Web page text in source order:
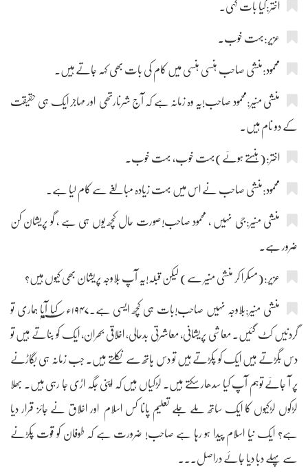
اختر:کیا بات کہی۔
عزیر:بہت خوب۔
محمود:منشی صاحب ہنسی ہنسی میں کام کی بات بھی کہہ جاتے ہیں۔
منشی منیر:محمود صاحب!یہ وہ زمانہ ہے کہ آج شرنارتھی اور مہاجر ایک ہی حقیقت
کے دو نام ہیں۔
اختر:(ہنستے ہوئے)بہت خوب، بہت خوب۔
محمود:منشی صاحب نے اس میں بہت زیادہ مبالغے سے کام لیا ہے۔
منشی منیر:جی نہیں ، محمود صاحب!صورت حال کچھ یوں ہی ہے ، گو پریشان کن
ضرور ہے۔
عزیر:(مسکرا کر منشی منیر سے) لیکن قبلہ!یہ آپ بلاوجہ پریشان بھی کیوں ہیں؟
منشی منیر:بلاوجہ نہیں صاحب!بات ہی کچھ ایسی ہے۔۱۹۴۷ء؁ کیا آیا ہماری تو
گردنیں کٹ گئیں۔ معاشی پریشانی، معاشرتی بدحالی، اخلاقی بحران، ایک کو بناتے ہیں تو
دس بگڑتے ہیں ایک کو پکڑتے ہیں تو دس ہاتھ سے نکلتے ہیں۔ جب زمانہ ہی بگاڑنے
پر آ جائے توہم آپ کیا سدھار سکتے ہیں۔ لڑکیاں ہیں کہ اپنی جگہ اڑی جا رہی ہیں۔ بھلا
لڑکوں لڑکیوں کا ایک ساتھ ملے جلے تعلیم پانا کس اسلام اور اخلاق نے جائز قرار دیا
ہے؟ ایک نیا اسلام پیدا ہو رہا ہے صاحب! ضرورت ہے کہ طوفان کو قوت پکڑنے
سے پہلے دبا دیا جائے دراصل۔۔۔